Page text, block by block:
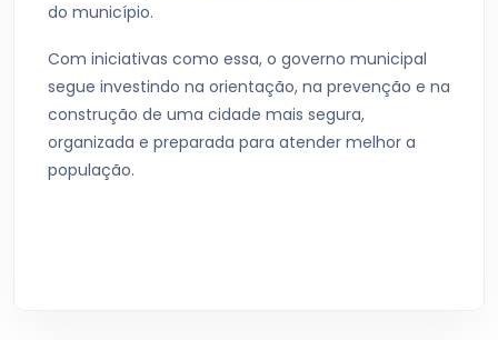
do município.
Com iniciativas como essa, o governo municipal
segue investindo na orientação, na prevenção e na
construção de uma cidade mais segura,
organizada e preparada para atender melhor a
população.